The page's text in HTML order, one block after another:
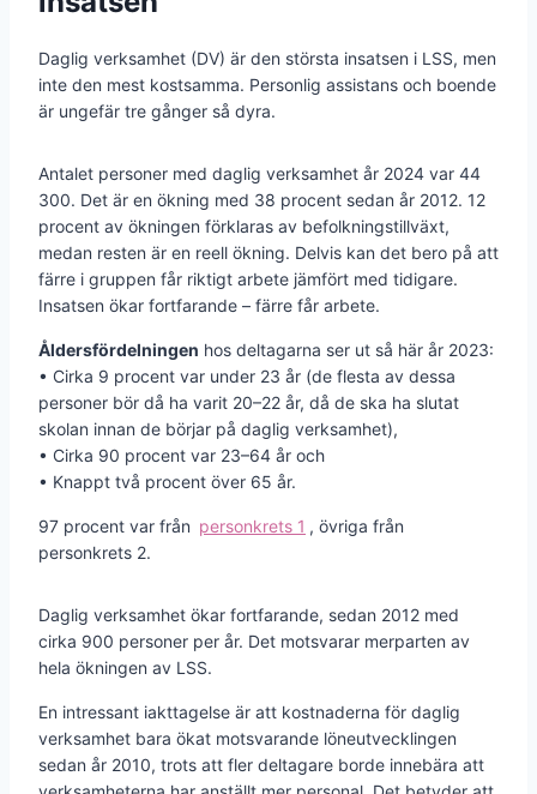
Daglig verksamhet (DV) är den största insatsen i LSS, men
inte den mest kostsamma. Personlig assistans och boende
är ungefär tre gånger så dyra.
Antalet personer med daglig verksamhet år 2024 var 44
300. Det är en ökning med 38 procent sedan år 2012. 12
procent av ökningen förklaras av befolkningstillväxt,
medan resten är en reell ökning. Delvis kan det bero på att
färre i gruppen får riktigt arbete jämfört med tidigare.
Insatsen ökar fortfarande – färre får arbete.
Åldersfördelningen hos deltagarna ser ut så här år 2023:
• Cirka 9 procent var under 23 år (de flesta av dessa
personer bör då ha varit 20–22 år, då de ska ha slutat
skolan innan de börjar på daglig verksamhet),
• Cirka 90 procent var 23–64 år och
• Knappt två procent över 65 år.
97 procent var från personkrets 1 , övriga från
personkrets 2.
Daglig verksamhet ökar fortfarande, sedan 2012 med
cirka 900 personer per år. Det motsvarar merparten av
hela ökningen av LSS.
En intressant iakttagelse är att kostnaderna för daglig
verksamhet bara ökat motsvarande löneutvecklingen
sedan år 2010, trots att fler deltagare borde innebära att